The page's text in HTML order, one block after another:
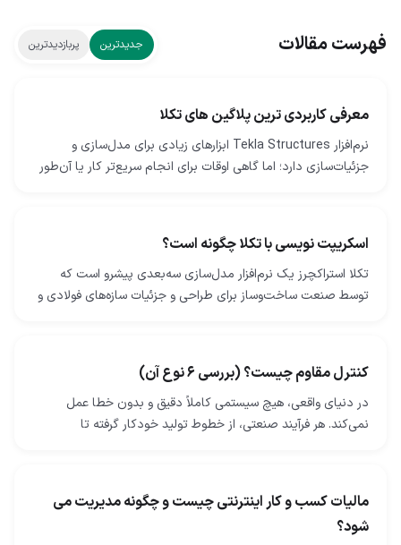
فهرست مقالات جدیدترین پربازدیدترین
معرفی کاربردی ترین پلاگین های تکلا
نرم‌افزار Tekla Structures ابزارهای زیادی برای مدل‌سازی و
جزئیات‌سازی دارد؛ اما گاهی اوقات برای انجام سریع‌تر کار یا آن‌طور
اسکریپت نویسی با تکلا چگونه است؟
تکلا استراکچرز یک نرم‌افزار مدل‌سازی سه‌بعدی پیشرو است که
توسط صنعت ساخت‌وساز برای طراحی و جزئیات سازه‌های فولادی و
کنترل مقاوم چیست؟ (بررسی 6 نوع آن)
در دنیای واقعی، هیچ سیستمی کاملاً دقیق و بدون خطا عمل
نمی‌کند. هر فرآیند صنعتی، از خطوط تولید خودکار گرفته تا
مالیات کسب و کار اینترنتی چیست و چگونه مدیریت می
شود؟